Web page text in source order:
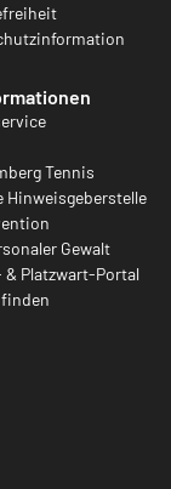
Tennis
Hinweisgeberstelle
Gewalt
& Platzwart-Portal